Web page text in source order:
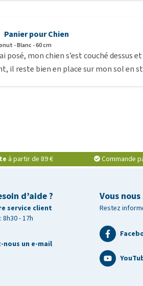
Panier pour Chien
- Blanc - 60 cm
posé, mon chien s’est couché
il reste bien en place sur mon sol en
à partir de 89 € Commande
d’aide ?
service client
- 17h
nous un e-mail
Vous nous
Restez